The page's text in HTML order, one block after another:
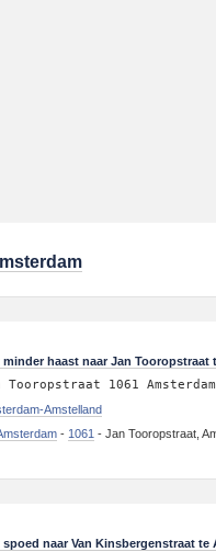
haast naar Jan Tooropstraat
Tooropstraat 1061
Amstelland
- 1061 -Jan Tooropstraat,
naar Van Kinsbergenstraat te